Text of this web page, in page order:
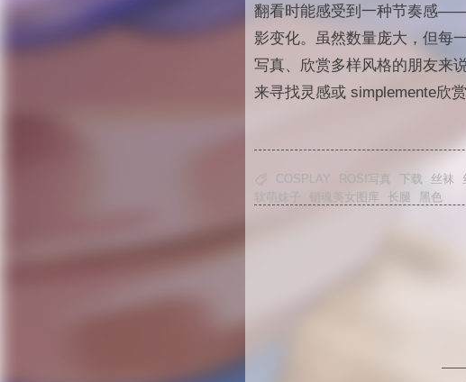
翻看时能感受到一种节奏感
影变化。虽然数量庞大，但每
写真、欣赏多样风格的朋友来
来寻找灵感或 simplemente欣
 COSPLAY ROSI写真 下载 丝袜
软萌妹子
销魂美女图库 长腿 黑色